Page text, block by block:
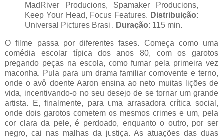
MadRiver Producions, Spamaker Producions,
Keep Your Head, Focus Features. Distribuição:
Universal Pictures Brasil. Duração: 115 min.
O filme passa por diferentes fases. Começa como uma
comédia escolar típica dos anos 80, com os garotos
pregando peças na escola, como fumar pela primeira vez
maconha. Pula para um drama familiar comovente e terno,
onde o avô doente Aaron ensina ao neto muitas lições de
vida, incentivando-o no seu desejo de se tornar um grande
artista. E, finalmente, para uma arrasadora crítica social,
onde dois garotos cometem os mesmos crimes e um, pela
cor clara da pele, é perdoado, enquanto o outro, por ser
negro, cai nas malhas da justiça. As atuações das duas